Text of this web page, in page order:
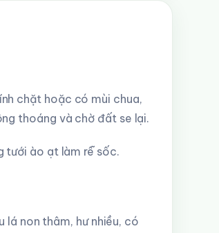
chặt hoặc có mùi chua,
thoáng và chờ đất se lại.
tưới ào ạt làm rễ sốc.
lá non thâm, hư nhiều, có